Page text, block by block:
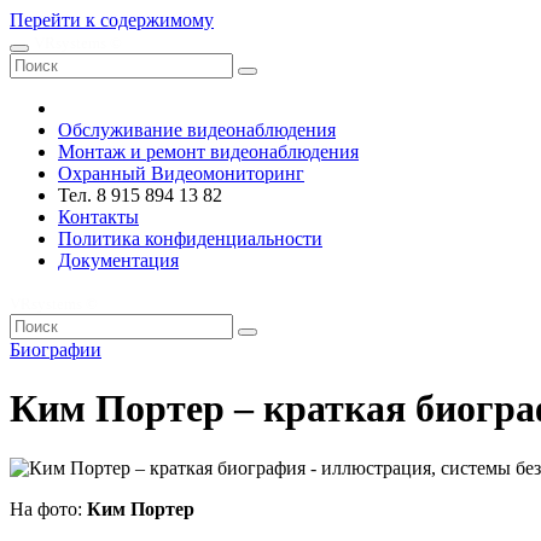
Перейти к содержимому
Обслуживание видеонаблюдения
Монтаж и ремонт видеонаблюдения
Охранный Видеомониторинг
Тел. 8 915 894 13 82
Контакты
Политика конфиденциальности
Документация
Биографии
Ким Портер – краткая
На фото: Ким Портер